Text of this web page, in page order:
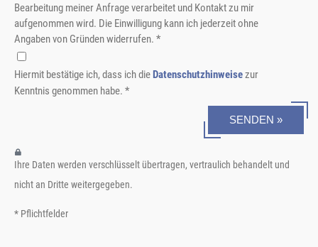
Bearbeitung meiner Anfrage verarbeitet und Kontakt zu mir
aufgenommen wird. Die Einwilligung kann ich jederzeit ohne
Angaben von Gründen widerrufen. *
Hiermit bestätige ich, dass ich dieDatenschutzhinweisezur
Kenntnis genommen habe. *
SENDEN »
Ihre Daten werden verschlüsselt übertragen, vertraulich behandelt und
nicht an Dritte weitergegeben.
* Pflichtfelder